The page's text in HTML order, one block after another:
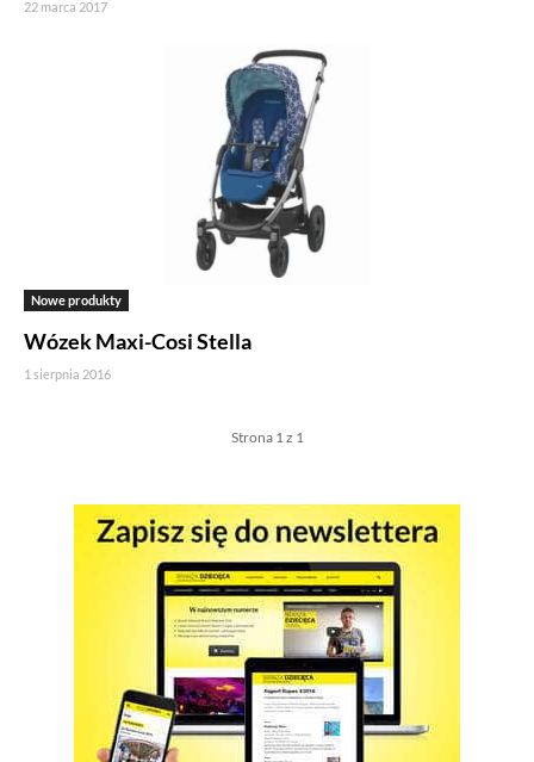
22 marca 2017
Nowe produkty
Wózek Maxi-Cosi Stella
1 sierpnia 2016
Strona 1 z 1
Jeżeli tutaj zaglądasz, to znak, że cenisz swoją prywatność.